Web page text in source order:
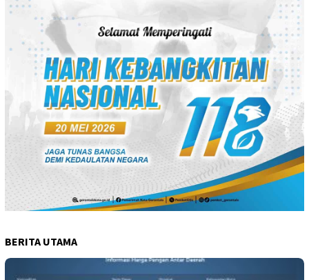
BERITA UTAMA